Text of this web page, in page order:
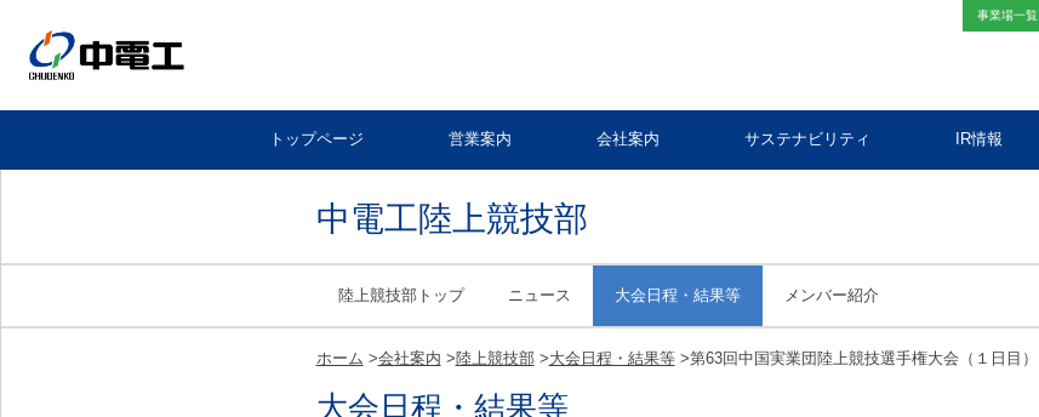
トップページ 営業案内 会社案内 サステナビリティ IR情報
事業場一覧
中電工陸上競技部
陸上競技部トップ ニュース 大会日程・結果等 メンバー紹介
ホーム >会社案内 >陸上競技部>大会日程・結果等>第63回中国実業団陸上競技選手権大会（１日目）
大会日程・結果等